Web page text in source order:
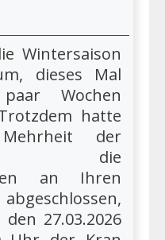
Wintersaison
dieses Mal
Wochen
hatte
der
die
an Ihren
27.03.2026